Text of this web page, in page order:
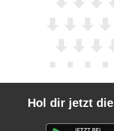
Hol dir jetzt die